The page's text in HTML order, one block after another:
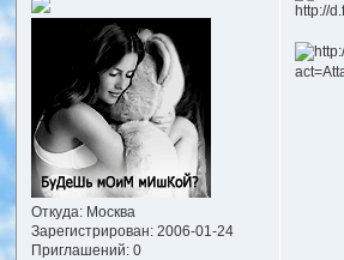
Откуда:Москва
Зарегистрирован: 2006-01-24
Приглашений:0